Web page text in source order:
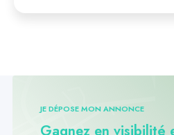
JE DÉPOSE MON ANNONCE